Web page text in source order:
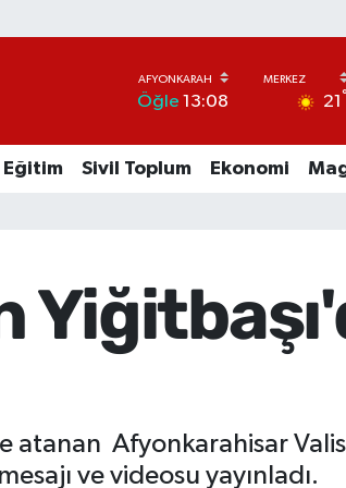
Öğle 13:08 21 °
Eğitim Sivil Toplum Ekonomi
atanan Afyonkarahisar
ve videosu yayınladı.